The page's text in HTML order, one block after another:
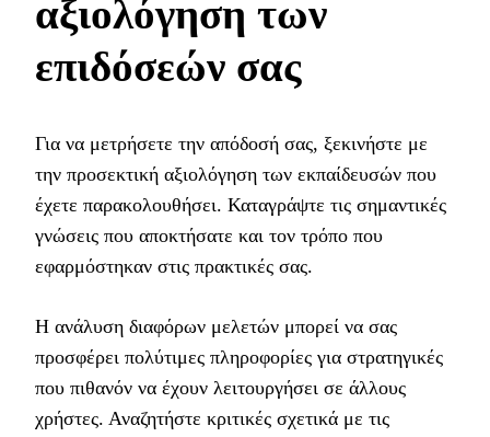
αξιολόγηση των
επιδόσεών σας
Για να μετρήσετε την απόδοσή σας, ξεκινήστε με
την προσεκτική αξιολόγηση των εκπαίδευσών που
έχετε παρακολουθήσει. Καταγράψτε τις σημαντικές
γνώσεις που αποκτήσατε και τον τρόπο που
εφαρμόστηκαν στις πρακτικές σας.
Η ανάλυση διαφόρων μελετών μπορεί να σας
προσφέρει πολύτιμες πληροφορίες για στρατηγικές
που πιθανόν να έχουν λειτουργήσει σε άλλους
χρήστες. Αναζητήστε κριτικές σχετικά με τις